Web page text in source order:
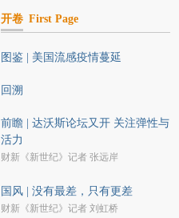
开卷 First Page
图鉴 | 美国流感疫情蔓延
回溯
前瞻 | 达沃斯论坛又开 关注弹性与
活力
财新《新世纪》记者 张远岸
国风 | 没有最差，只有更差
财新《新世纪》记者 刘虹桥